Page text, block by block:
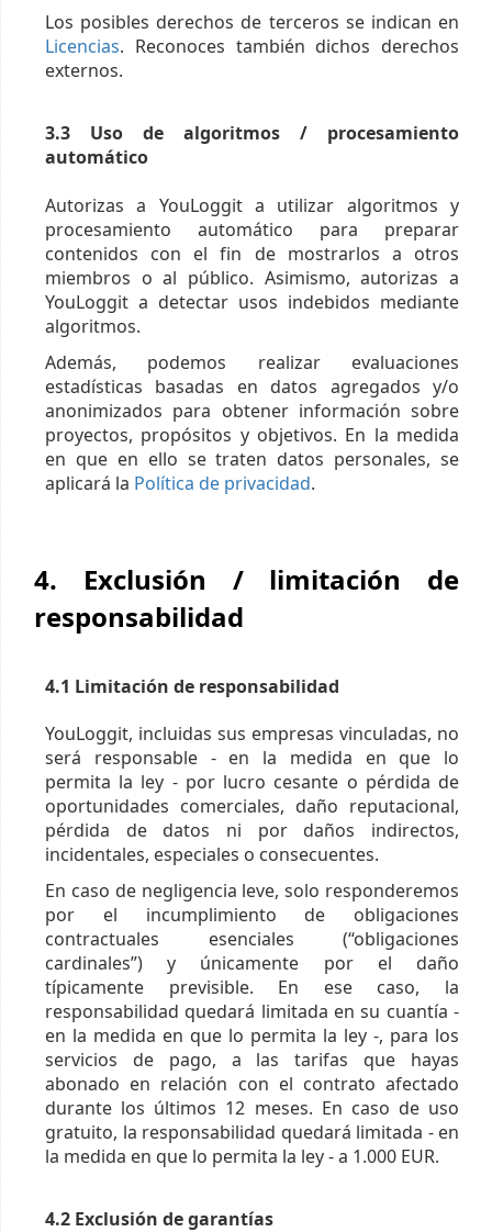
Los posibles derechos de terceros se indican en
Licencias. Reconoces también dichos derechos
externos.
3.3 Uso de algoritmos / procesamiento
automático
Autorizas a YouLoggit a utilizar algoritmos y
procesamiento automático para preparar
contenidos con el fin de mostrarlos a otros
miembros o al público. Asimismo, autorizas a
YouLoggit a detectar usos indebidos mediante
algoritmos.
Además, podemos realizar evaluaciones
estadísticas basadas en datos agregados y/o
anonimizados para obtener información sobre
proyectos, propósitos y objetivos. En la medida
en que en ello se traten datos personales, se
aplicará la Política de privacidad.
4. Exclusión / limitación de
responsabilidad
4.1 Limitación de responsabilidad
YouLoggit, incluidas sus empresas vinculadas, no
será responsable - en la medida en que lo
permita la ley - por lucro cesante o pérdida de
oportunidades comerciales, daño reputacional,
pérdida de datos ni por daños indirectos,
incidentales, especiales o consecuentes.
En caso de negligencia leve, solo responderemos
por el incumplimiento de obligaciones
contractuales esenciales (“obligaciones
cardinales”) y únicamente por el daño
típicamente previsible. En ese caso, la
responsabilidad quedará limitada en su cuantía -
en la medida en que lo permita la ley -, para los
servicios de pago, a las tarifas que hayas
abonado en relación con el contrato afectado
durante los últimos 12 meses. En caso de uso
gratuito, la responsabilidad quedará limitada - en
la medida en que lo permita la ley - a 1.000 EUR.
4.2 Exclusión de garantías